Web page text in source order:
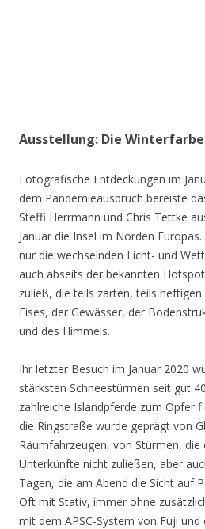
Ausstellung: Die
Fotografische Entdeckungen im
dem Pandemieausbruch bereiste
Steffi Herrmann und Chris Tettke
Januar die Insel im Norden
nur die wechselnden Licht- und
auch abseits der bekannten
zuließ, die teils zarten, teils
Eises, der Gewässer, der
und des Himmels.
Ihr letzter Besuch im Januar 2020
stärksten Schneestürmen seit gut
zahlreiche Islandpferde zum Opfer
die Ringstraße wurde geprägt von
Räumfahrzeugen, von Stürmen, die
Unterkünfte nicht zuließen, aber
Tagen, die am Abend die Sicht auf
Oft mit Stativ, immer ohne
mit dem APSC-System von Fuji